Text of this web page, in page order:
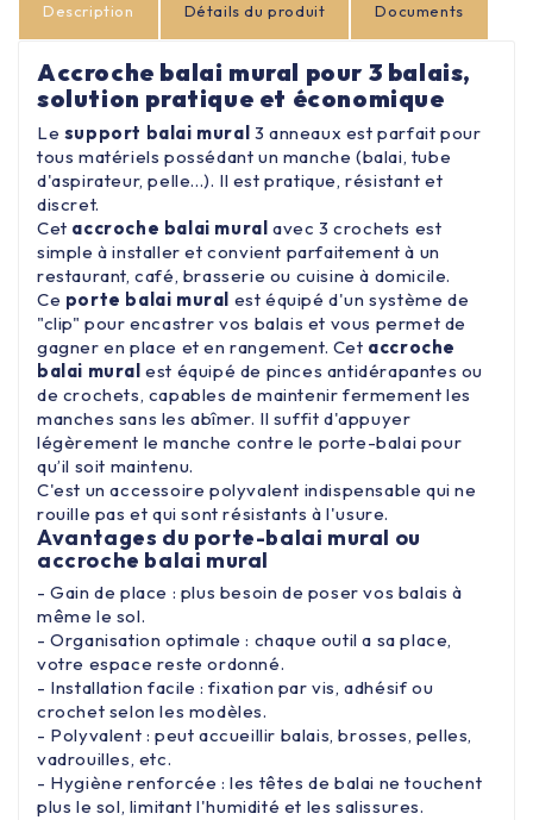
Description Détails du produit Documents
Accroche balai mural pour 3 balais,
solution pratique et économique
Le support balai mural 3 anneaux est parfait pour
tous matériels possédant un manche (balai, tube
d'aspirateur, pelle...). Il est pratique, résistant et
discret.
Cet accroche balai mural avec 3 crochets est
simple à installer et convient parfaitement à un
restaurant, café, brasserie ou cuisine à domicile.
Ce porte balai mural est équipé d'un système de
"clip" pour encastrer vos balais et vous permet de
gagner en place et en rangement. Cet accroche
balai mural est équipé de pinces antidérapantes ou
de crochets, capables de maintenir fermement les
manches sans les abîmer. Il suffit d'appuyer
légèrement le manche contre le porte-balai pour
qu’il soit maintenu.
C'est un accessoire polyvalent indispensable qui ne
rouille pas et qui sont résistants à l'usure.
Avantages du porte-balai mural ou
accroche balai mural
- Gain de place : plus besoin de poser vos balais à
même le sol.
- Organisation optimale : chaque outil a sa place,
votre espace reste ordonné.
- Installation facile : fixation par vis, adhésif ou
crochet selon les modèles.
- Polyvalent : peut accueillir balais, brosses, pelles,
vadrouilles, etc.
- Hygiène renforcée : les têtes de balai ne touchent
plus le sol, limitant l'humidité et les salissures.